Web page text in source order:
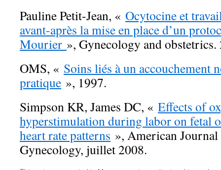
Pauline Petit-Jean, « Ocytocine et
avant-après la mise en place d’un
Mourier », Gynecology and obstetrics.
OMS, « Soins liés à un accouchement
pratique », 1997.
Simpson KR, James DC, « Effects of
hyperstimulation during labor on fetal
heart rate patterns », American
Gynecology, juillet 2008.